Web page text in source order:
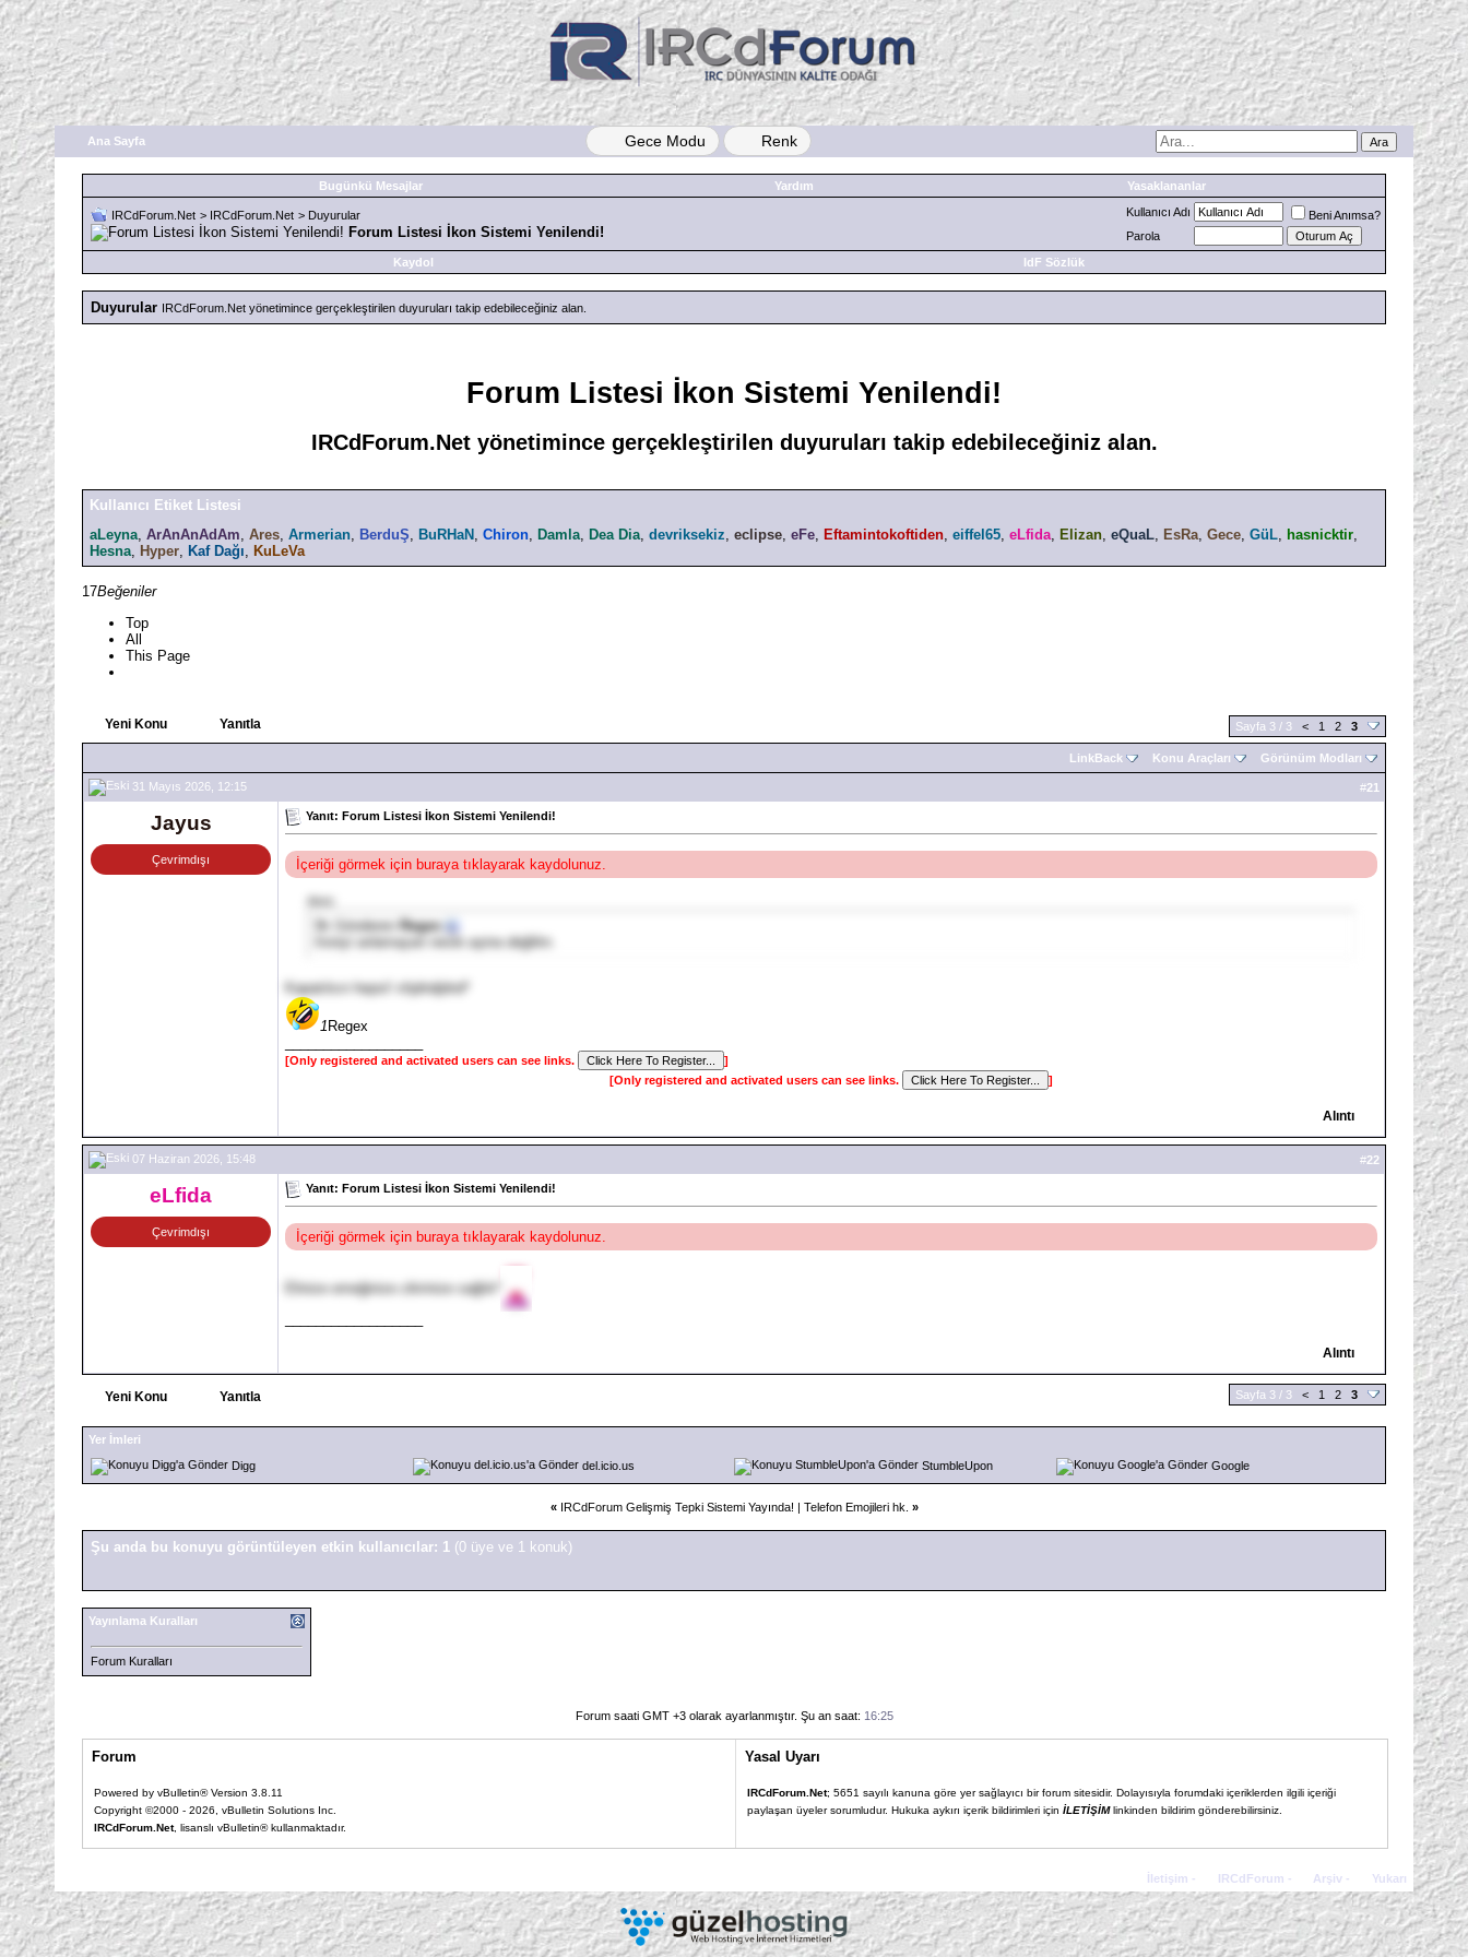
Ana Sayfa Gece Modu Renk
Bugünkü Mesajlar Yardım Yasaklananlar
IRCdForum.Net > IRCdForum.Net > Duyurular
Forum Listesi İkon Sistemi Yenilendi!
Kullanıcı Adı
Beni Anımsa?
Parola
Kaydol
IdF Sözlük
Duyurular IRCdForum.Net yönetimince gerçekleştirilen duyuruları takip edebileceğiniz alan.
Forum Listesi İkon Sistemi Yenilendi!
IRCdForum.Net yönetimince gerçekleştirilen duyuruları takip edebileceğiniz alan.
Kullanıcı Etiket Listesi
aLeyna, ArAnAnAdAm, Ares, Armerian, BerduŞ, BuRHaN , Chiron, Damla, Dea Dia, devriksekiz, eclipse, eFe, Eftamintokoftiden, eiffel65, eLfida, Elizan, eQuaL, EsRa, Gece, GüL, hasnicktir,
Hesna, Hyper, Kaf Dağı, KuLeVa
17Beğeniler
Top
All
This Page
Yeni Konu Yanıtla Sayfa 3 / 3 < 1 2 3
LinkBack Konu Araçları Görünüm Modları
31 Mayıs 2026, 12:15 #21
Jayus
Çevrimdışı
Yanıt: Forum Listesi İkon Sistemi Yenilendi!
İçeriği görmek için buraya tıklayarak kaydolunuz.
Alıntı:
İlk Gönderen Regex
İroniyi anlamayan nesle aşina değilim.
Kapatılsın hepsi! xhjdndjdnd*
1Regex
[Only registered and activated users can see links.
]
[Only registered and activated users can see links.
]
Alıntı
07 Haziran 2026, 15:48 #22
eLfida
Çevrimdışı
Yanıt: Forum Listesi İkon Sistemi Yenilendi!
İçeriği görmek için buraya tıklayarak kaydolunuz.
Elinize emeğinize zikrinize sağlık*
Alıntı
Yeni Konu Yanıtla Sayfa 3 / 3 < 1 2 3
Yer İmleri
Digg
del.icio.us StumbleUpon Google
« IRCdForum Gelişmiş Tepki Sistemi Yayında! | Telefon Emojileri hk. »
Şu anda bu konuyu görüntüleyen etkin kullanıcılar: 1 (0 üye ve 1 konuk)
Yayınlama Kuralları
Forum Kuralları
Forum saati GMT +3 olarak ayarlanmıştır. Şu an saat: 16:25
Forum
Powered by vBulletin® Version 3.8.11
Copyright ©2000 - 2026, vBulletin Solutions Inc.
IRCdForum.Net, lisanslı vBulletin® kullanmaktadır.
Yasal Uyarı
IRCdForum.Net; 5651 sayılı kanuna göre yer sağlayıcı bir forum sitesidir. Dolayısıyla forumdaki içeriklerden ilgili içeriği
paylaşan üyeler sorumludur. Hukuka aykırı içerik bildirimleri için İLETİŞİMlinkinden bildirim gönderebilirsiniz.
İletişim - IRCdForum - Arşiv - Yukarı